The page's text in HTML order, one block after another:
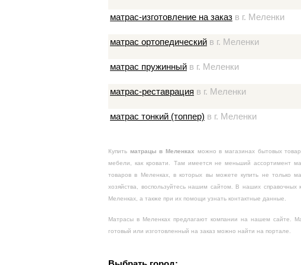
матрас-изготовление на заказ в г. Меленки
матрас ортопедический в г. Меленки
матрас пружинный в г. Меленки
матрас-реставрация в г. Меленки
матрас тонкий (топпер) в г. Меленки
Купить матрацы в Меленках можно в магазинах бытовых
мебели, как кровати. Там имеется не меньший ассортимент
товаров в Меленках, в которых вы можете купить не только
хозяйства, воспользуйтесь нашим сайтом. В наших
Меленках, а также при их помощи узнать контактные данные.
Матрасы в Меленках предлагают компании на нашем сайте.
готовый или изготовленный на заказ можно найти на портале.